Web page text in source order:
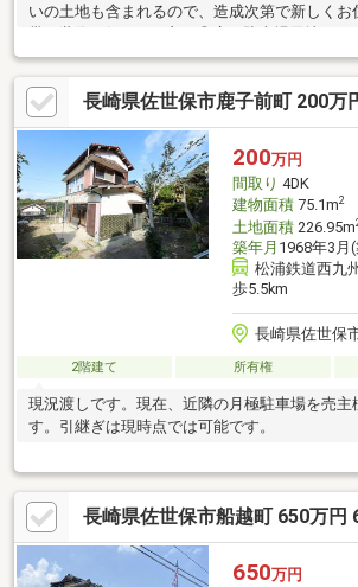
いの土地も含まれるので、造成次第で新しくお
し◎使い道は多種多様です！
長崎県佐世保市鹿子前町 200万
200万円
間取り 4DK
建物面積75.1m2
土地面積226.95m
築年月 1968年3月
松浦鉄道西九
歩5.5km
長崎県佐世保
2階建て 所有権
現況渡しです。現在、近隣の月極駐車場を売主
す。引継ぎは現時点では可能です。
長崎県佐世保市船越町 650万円
650万円